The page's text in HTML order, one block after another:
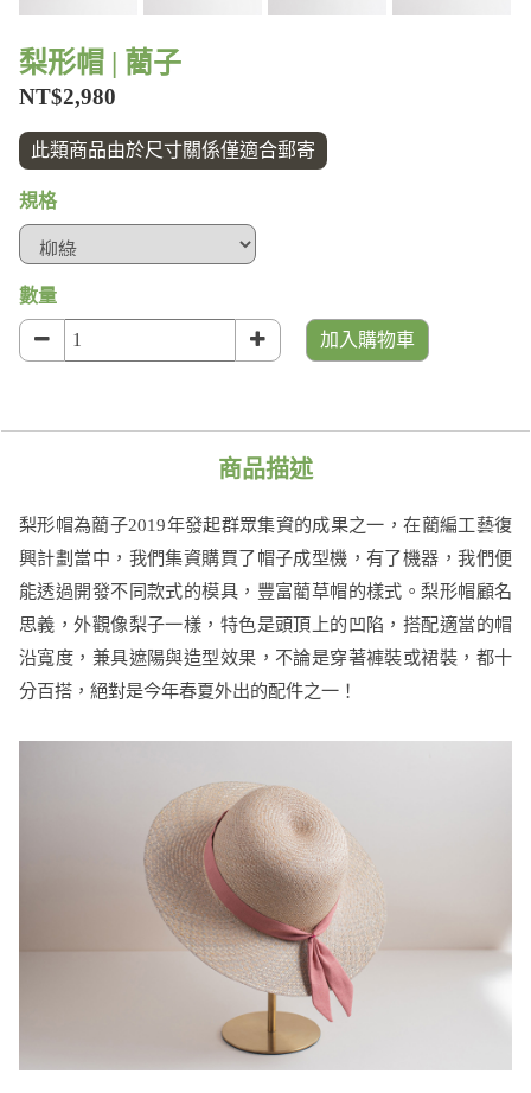
梨形帽 | 藺子
NT$2,980
此類商品由於尺寸關係僅適合郵寄
規格
數量
加入購物車
商品描述
梨形帽為藺子2019年發起群眾集資的成果之一，在藺編工藝復
興計劃當中，我們集資購買了帽子成型機，有了機器，我們便
能透過開發不同款式的模具，豐富藺草帽的樣式。梨形帽顧名
思義，外觀像梨子一樣，特色是頭頂上的凹陷，搭配適當的帽
沿寬度，兼具遮陽與造型效果，不論是穿著褲裝或裙裝，都十
分百搭，絕對是今年春夏外出的配件之一！